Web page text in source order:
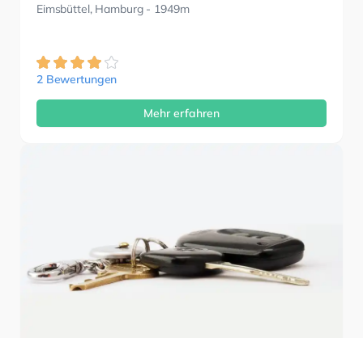
Eimsbüttel, Hamburg- 1949m
2 Bewertungen
Mehr erfahren